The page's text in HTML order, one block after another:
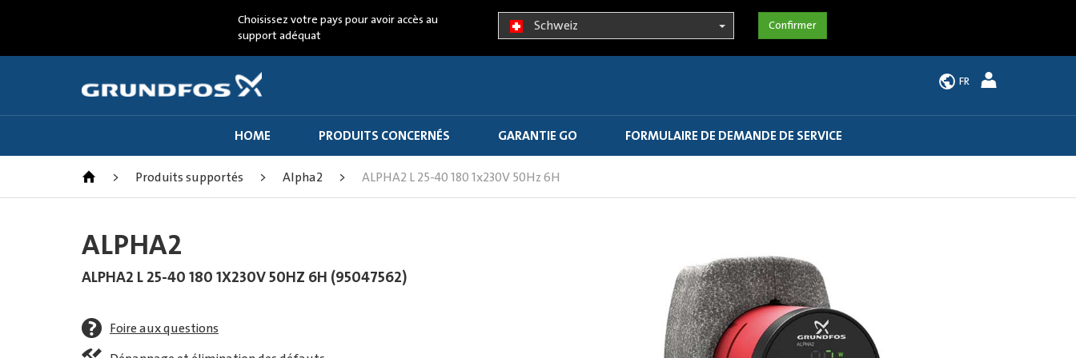
Choisissez votre pays pour avoir accès au
support adéquat
Schweiz
FR
HOME PRODUITS CONCERNÉS GARANTIE GO FORMULAIRE DE DEMANDE DE SERVICE
> Produits supportés > Alpha2 > ALPHA2 L 25-40 180 1x230V 50Hz 6H
ALPHA2
ALPHA2 L 25-40 180 1X230V 50HZ 6H (95047562)
Foire aux questions